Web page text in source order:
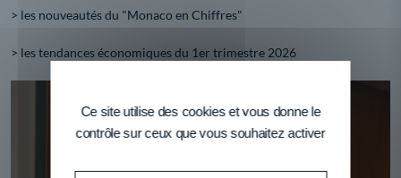
> les nouveautés du "Monaco en Chiffres"
> les tendances économiques du 1er trimestre 2026
Ce site utilise des cookies et vous donne le
contrôle sur ceux que vous souhaitez activer